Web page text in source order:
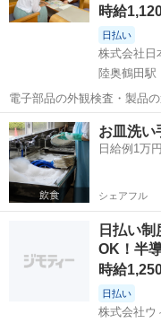
時給
日払い
株式会社日
陸奥鶴田駅
電子部品の外観検査・製品
微鏡を使用し検査する作業
業 ・モニターにて製品を確
がないか確認する作業 ・不良
青森 北津軽郡 陸奥
お皿洗い
日給例1万
シェアフル
日払い
OK！半
時給
日払い
株式会社ウ